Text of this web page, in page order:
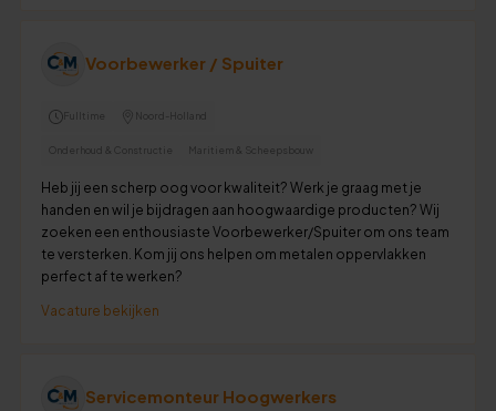
Voorbewerker / Spuiter
Fulltime Noord-Holland
Onderhoud & Constructie Maritiem & Scheepsbouw
Heb jij een scherp oog voor kwaliteit? Werk je graag met je
handen en wil je bijdragen aan hoogwaardige producten? Wij
zoeken een enthousiaste Voorbewerker/Spuiter om ons team
te versterken. Kom jij ons helpen om metalen oppervlakken
perfect af te werken?
Vacature bekijken
Servicemonteur Hoogwerkers